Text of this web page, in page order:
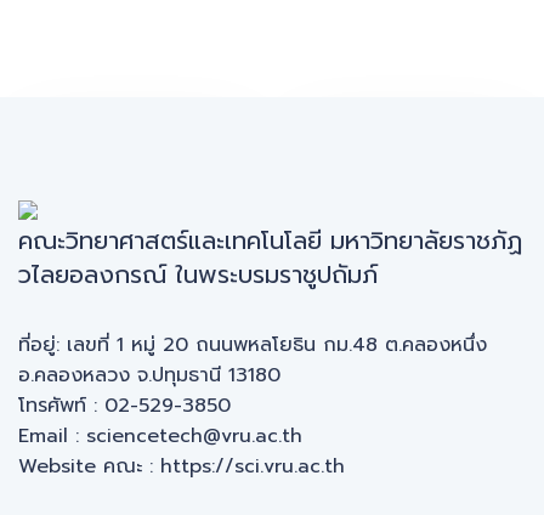
คณะวิทยาศาสตร์และเทคโนโลยี มหาวิทยาลัยราชภัฏ
วไลยอลงกรณ์ ในพระบรมราชูปถัมภ์
ที่อยู่: เลขที่ 1 หมู่ 20 ถนนพหลโยธิน กม.48 ต.คลองหนึ่ง
อ.คลองหลวง จ.ปทุมธานี 13180
โทรศัพท์ : 02-529-3850
Email : sciencetech@vru.ac.th
Website คณะ : https://sci.vru.ac.th